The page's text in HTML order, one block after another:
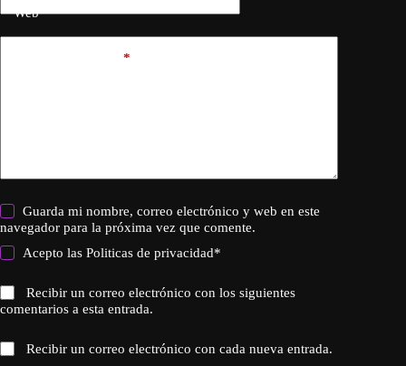
Web
*
Guarda mi nombre, correo electrónico y web en este
navegador para la próxima vez que comente.
Acepto lasPoliticas de privacidad*
Recibir un correo electrónico con los siguientes
comentarios a esta entrada.
Recibir un correo electrónico con cada nueva entrada.